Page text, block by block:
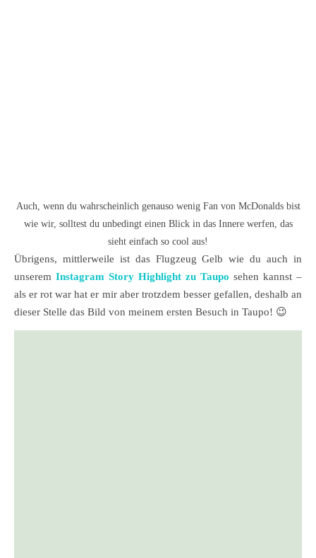
Auch, wenn du wahrscheinlich genauso wenig Fan von McDonalds bist
wie wir, solltest du unbedingt einen Blick in das Innere werfen, das
sieht einfach so cool aus!
Übrigens, mittlerweile ist das Flugzeug Gelb wie du auch in
unserem Instagram Story Highlight zu Taupo sehen kannst –
als er rot war hat er mir aber trotzdem besser gefallen, deshalb an
dieser Stelle das Bild von meinem ersten Besuch in Taupo! 😉